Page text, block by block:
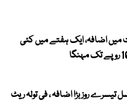
اضافہ، ایک ہفتے میں کئی
روز بڑا اضافہ ، فی تولہ ریٹ